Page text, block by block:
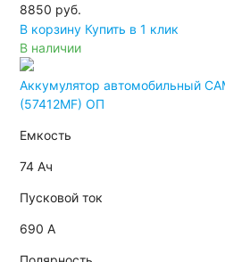
8850 руб.
В корзину Купить в 1 клик
В наличии
Аккумулятор автомобильный
(57412MF) ОП
Емкость
74 Ач
Пусковой ток
690 А